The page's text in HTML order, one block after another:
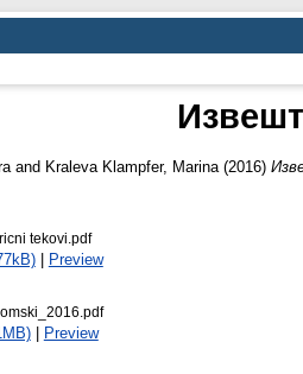
and Kraleva Klampfer, Marina (2016)
tekovi.pdf
| Preview
| Preview